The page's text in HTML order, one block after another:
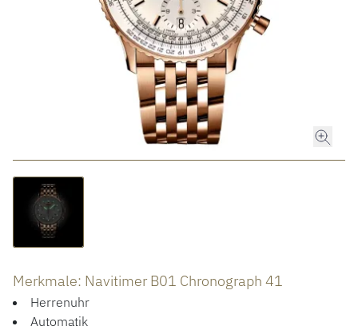
ROLEX CERTIFIED PRE-OWNED
SCHMUCK
LUXURY DEALS
HOCHZEIT
ACCESSOIRES
ÜBER UNS
Merkmale: Navitimer B01 Chronograph 41
Herrenuhr
Automatik